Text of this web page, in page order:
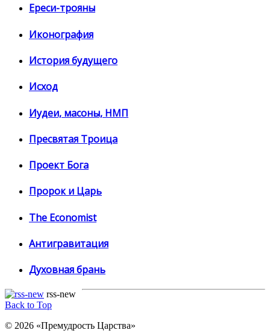
Ереси-трояны
Иконография
История будущего
Исход
Иудеи, масоны, НМП
Пресвятая Троица
Проект Бога
Пророк и Царь
The Economist
Антигравитация
Духовная брань
rss-new
Back to Top
© 2026 «Премудрость Царства»